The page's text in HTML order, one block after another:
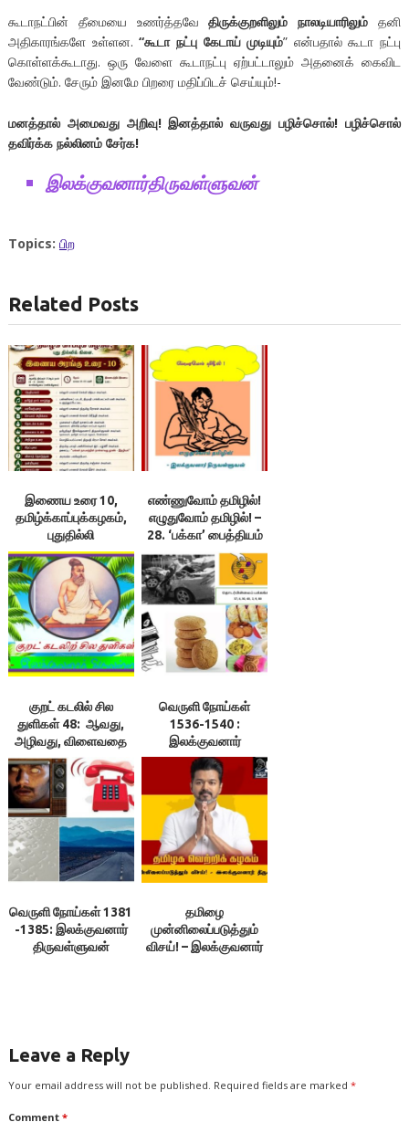
கூடாநட்பின் தீமையை உணர்த்தவேதிருக்குறளிலும் நாலடியாரிலும் தனி
அதிகாரங்களே உள்ளன.“கூடா நட்பு கேடாய் முடியும்” என்பதால் கூடா நட்பு
கொள்ளக்கூடாது. ஒரு வேளை கூடாநட்பு ஏற்பட்டாலும் அதனைக் கைவிட
வேண்டும். சேரும் இனமே பிறரை மதிப்பிடச் செய்யும்!-
மனத்தால் அமைவது அறிவு! இனத்தால் வருவது பழிச்சொல்! பழிச்சொல்
தவிர்க்க நல்லினம் சேர்க!
இலக்குவனார்திருவள்ளுவன்
Topics: பிற
Related Posts
இணைய உரை 10,
தமிழ்க்காப்புக்கழகம்,
புதுதில்லி
எண்ணுவோம் தமிழில்!
எழுதுவோம் தமிழில்! –
28. ‘பக்கா’ பைத்தியம்
பிடித்துள்ள மின்னிதழ்
குறட் கடலில் சில
துளிகள் 48: ஆவது,
அழிவது, விளைவதை
ஆய்ந்து செய்க! –
இலக்குவனார்
திருவள்ளுவன்
வெருளி நோய்கள்
1536-1540 :
இலக்குவனார்
திருவள்ளுவன்
வெருளி நோய்கள் 1381
-1385: இலக்குவனார்
திருவள்ளுவன்
தமிழை
முன்னிலைப்படுத்தும்
விசய்! – இலக்குவனார்
Leave a Reply
Your email address will not be published. Required fields are marked *
Comment *